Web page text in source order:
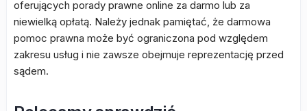
oferujących porady prawne online za darmo lub za
niewielką opłatą. Należy jednak pamiętać, że darmowa
pomoc prawna może być ograniczona pod względem
zakresu usług i nie zawsze obejmuje reprezentację przed
sądem.